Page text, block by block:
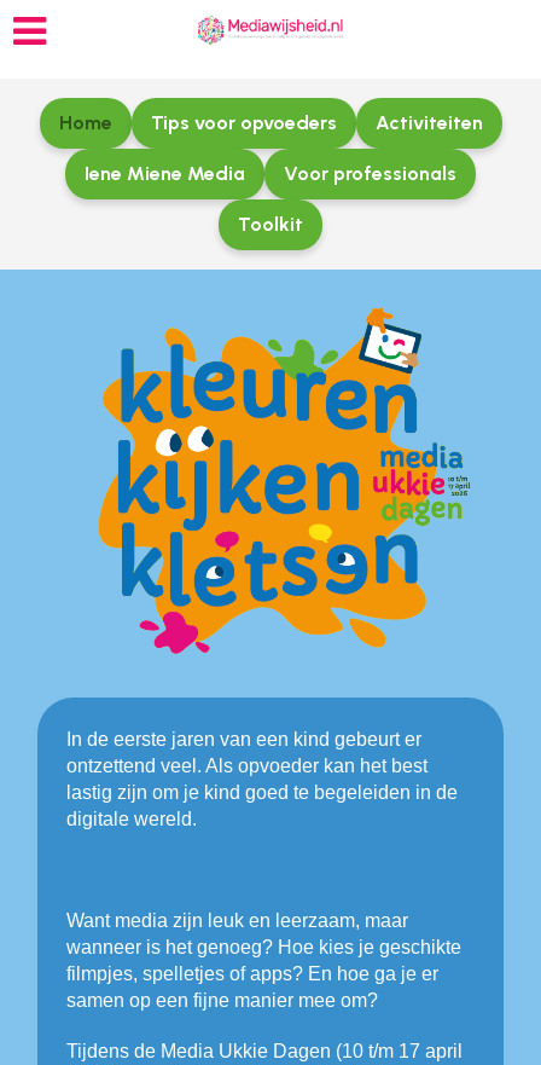
Home Tips voor opvoeders Activiteiten
Iene Miene Media Voor professionals
Toolkit
In de eerste jaren van een kind gebeurt er
ontzettend veel. Als opvoeder kan het best
lastig zijn om je kind goed te begeleiden in de
digitale wereld.
Want media zijn leuk en leerzaam, maar
wanneer is het genoeg? Hoe kies je geschikte
filmpjes, spelletjes of apps? En hoe ga je er
samen op een fijne manier mee om?
Tijdens de Media Ukkie Dagen (10 t/m 17 april